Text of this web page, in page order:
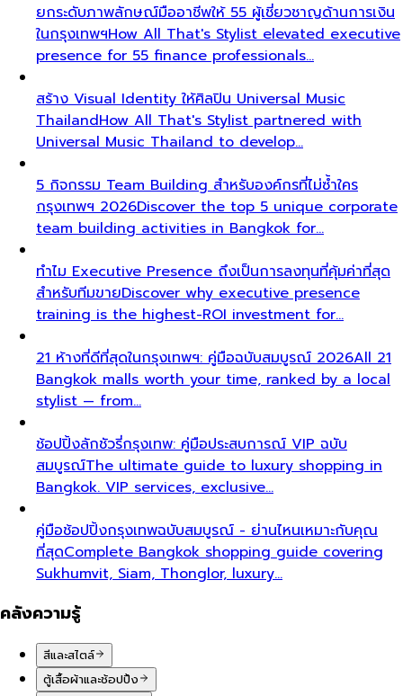
ยกระดับภาพลักษณ์มืออาชีพให้ 55 ผู้เชี่ยวชาญด้านการเงิน
ในกรุงเทพฯHow All That's Stylist elevated executive
presence for 55 finance professionals…
สร้าง Visual Identity ให้ศิลปิน Universal Music
ThailandHow All That's Stylist partnered with
Universal Music Thailand to develop…
5 กิจกรรม Team Building สำหรับองค์กรที่ไม่ซ้ำใคร
กรุงเทพฯ 2026Discover the top 5 unique corporate
team building activities in Bangkok for…
ทำไม Executive Presence ถึงเป็นการลงทุนที่คุ้มค่าที่สุด
สำหรับทีมขายDiscover why executive presence
training is the highest-ROI investment for…
21 ห้างที่ดีที่สุดในกรุงเทพฯ: คู่มือฉบับสมบูรณ์ 2026All 21
Bangkok malls worth your time, ranked by a local
stylist — from…
ช้อปปิ้งลักชัวรี่กรุงเทพ: คู่มือประสบการณ์ VIP ฉบับ
สมบูรณ์The ultimate guide to luxury shopping in
Bangkok. VIP services, exclusive…
คู่มือช้อปปิ้งกรุงเทพฉบับสมบูรณ์ - ย่านไหนเหมาะกับคุณ
ที่สุดComplete Bangkok shopping guide covering
Sukhumvit, Siam, Thonglor, luxury…
คลังความรู้
สีและสไตล์
ตู้เสื้อผ้าและช้อปปิ้ง